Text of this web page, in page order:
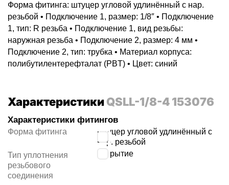
Форма фитинга: штуцер угловой удлинённый с нар.
резьбой • Подключение 1, размер: 1/8″ • Подключение
1, тип: R резьба • Подключение 1, вид резьбы:
наружная резьба • Подключение 2, размер: 4 мм •
Подключение 2, тип: трубка • Материал корпуса:
полибутилентерефталат (PBT) • Цвет: синий
ХарактеристикиQSLL-1/8-4 153076
Характеристики фитингов
Форма фитинга
штуцер угловой удлинённый с
нар. резьбой
Тип уплотнения
резьбового
соединения
покрытие